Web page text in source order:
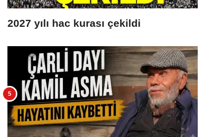
2027 yılı hac kurası çekildi